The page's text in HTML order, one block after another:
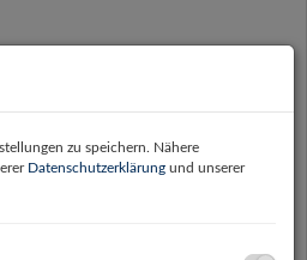
zu speichern. Nähere
Datenschutzerklärung und unserer